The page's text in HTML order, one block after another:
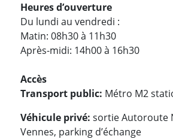
Heures d’ouverture
Du lundi au vendredi :
Matin: 08h30 à 11h30
Après-midi: 14h00 à 16h30
Accès
Transport public: Métro M2
Véhicule privé: sortie Autoroute
Vennes, parking d’échange